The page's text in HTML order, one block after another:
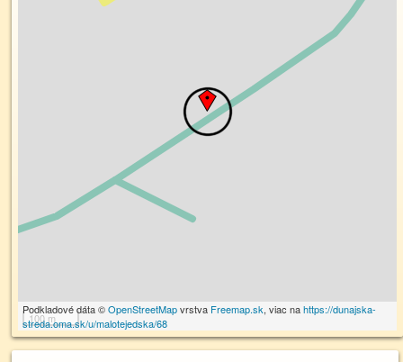
100 m
Podkladové dáta ©OpenStreetMapvrstva Freemap.sk, viac nahttps://dunajska-
streda.oma.sk/u/malotejedska/68